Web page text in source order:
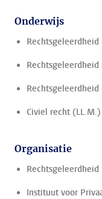
Onderwijs
Rechtsgeleerdheid
Rechtsgeleerdheid
Civiel recht (LL.M.)
Organisatie
Rechtsgeleerdheid
Instituut voor